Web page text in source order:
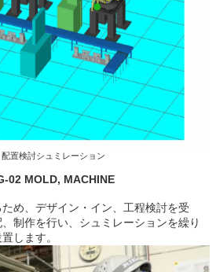
置検討シュミレーション
02 MOLD, MACHINE
め、デザイン・イン、工程検討を受
制作を行い、シュミレーションを繰り
します。